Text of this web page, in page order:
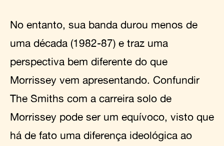
No entanto, sua banda durou menos de
uma década (1982-87) e traz uma
perspectiva bem diferente do que
Morrissey vem apresentando. Confundir
The Smiths com a carreira solo de
Morrissey pode ser um equívoco, visto que
há de fato uma diferença ideológica ao